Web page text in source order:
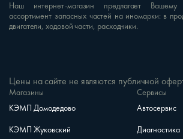
Магазины
КЭМП Домодедово
КЭМП Жуковский
Сервисы
Автосервис
Диагностика
Наш интернет-магазин предлагает
ассортимент запасных частей на иномарки: в
двигатели, ходовой части, расходники.
Цены на сайте не являются публичной